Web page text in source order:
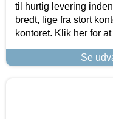
til hurtig levering
bredt, lige fra stort
kontoret. Klik her for
Se